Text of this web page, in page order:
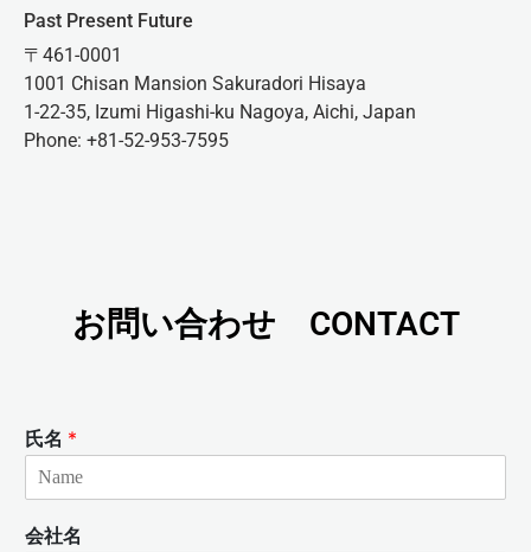
Past Present Future
〒461-0001
1001 Chisan Mansion Sakuradori Hisaya
1-22-35, Izumi Higashi-ku Nagoya, Aichi, Japan
Phone: +81-52-953-7595
お問い合わせ CONTACT
氏名 *
会社名